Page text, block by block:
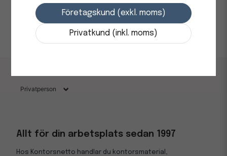
Pärmetiketter
Pärmetiketter
(insticksetiketter) anpassade för pärmar
med 60 mm bredd. Samtliga gaffelpärmar i metall, från
Agrippa, har detta mått så dessa etiketter passar därmed
Företagskund (exkl. moms)
Privatkund (inkl. moms)
Allt för din arbetsplats sedan 1997
Hos Kontorsnetto handlar du kontorsmaterial,